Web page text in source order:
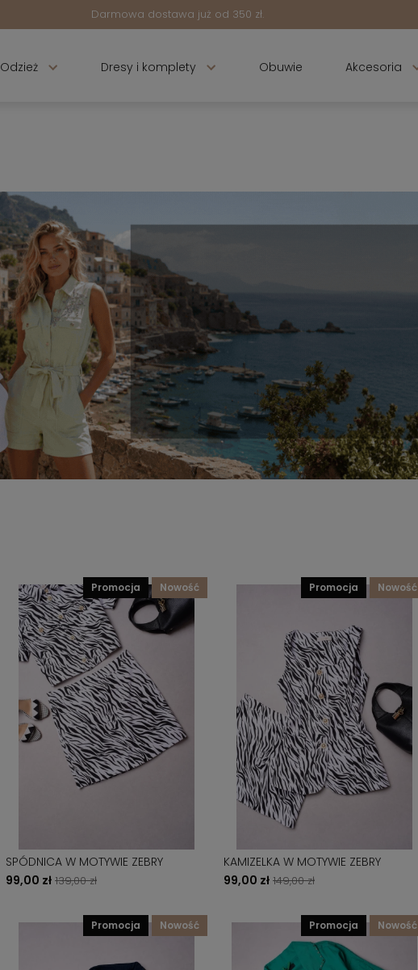
Darmowa dostawa już od 350 zł.
Odzież Dresy i komplety Obuwie Akcesoria
SPÓDNICA W MOTYWIE ZEBRY
99,00 zł 139,00 zł
promocja nowość
KAMIZELKA W MOTYWIE ZEBRY
99,00 zł 149,00 zł
promocja nowość
promocja nowość promocja nowość